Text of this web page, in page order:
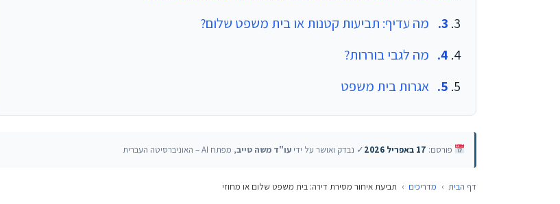
מה עדיף: תביעות קטנות או בית משפט שלום?
מה לגבי בוררות?
אגרות בית משפט
פורסם: 17 באפריל 2026 ✓ נבדק ואושר על ידי עו"ד משה טייב, מפתח AI – האוניברסיטה העברית
דף הבית › מדריכים › תביעת איחור מסירת דירה: בית משפט שלום או מחוזי